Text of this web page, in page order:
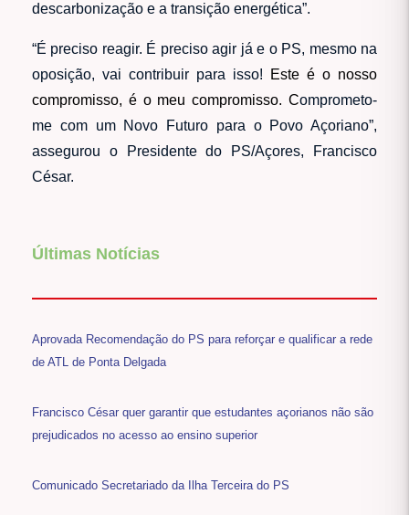
descarbonização e a transição energética”.
“É preciso reagir. É preciso agir já e o PS, mesmo na
oposição, vai contribuir para isso!
Este é o nosso
compromisso, é o meu compromisso. Comprometo-
me com um Novo Futuro para o Povo Açoriano”,
assegurou o Presidente do PS/Açores, Francisco
César.
Últimas Notícias
Aprovada Recomendação do PS para reforçar e qualificar a rede
de ATL de Ponta Delgada
Francisco César quer garantir que estudantes açorianos não são
prejudicados no acesso ao ensino superior
Comunicado Secretariado da Ilha Terceira do PS